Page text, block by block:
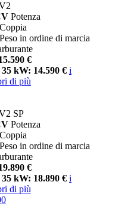
Potenza
Coppia
Peso in ordine di marcia
€
kW: 14.590 € i
di più
SP
Potenza
Coppia
Peso in ordine di marcia
€
kW: 18.890 € i
di più